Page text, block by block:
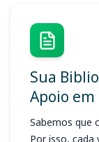
Sua
Apoio em
Sabemos que
Por isso, cada